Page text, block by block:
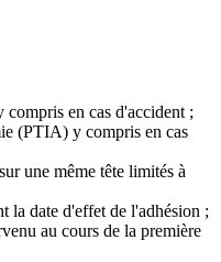
compris en cas d'accident ;
(PTIA) y compris en cas
une même tête limités à
la date d'effet de l'adhésion ;
au cours de la première